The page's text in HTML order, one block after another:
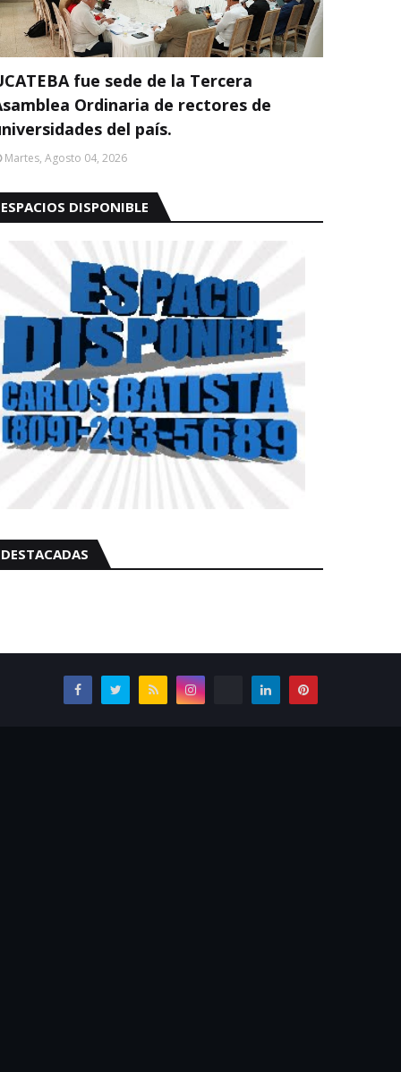
fue sede de la Tercera
Ordinaria de rectores de
del país.
Martes, Agosto 04, 2026
ESPACIOS DISPONIBLE
DESTACADAS